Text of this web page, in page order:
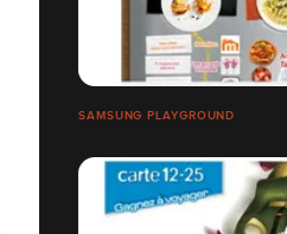
SAMSUNG PLAYGROUND